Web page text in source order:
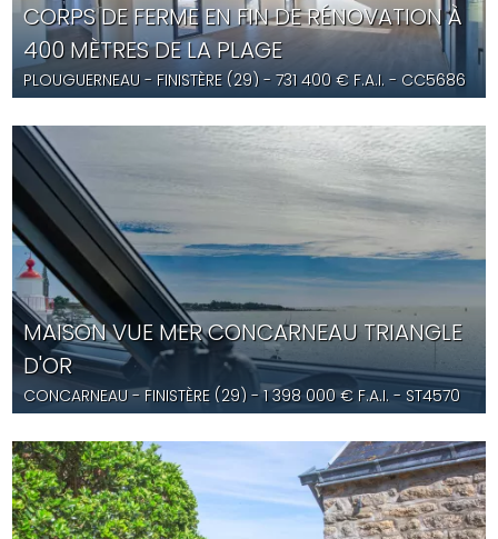
CORPS DE FERME EN FIN DE RÉNOVATION À
400 MÈTRES DE LA PLAGE
PLOUGUERNEAU - FINISTÈRE (29) -731 400 € F.A.I. - CC5686
MAISON VUE MER CONCARNEAU TRIANGLE
D'OR
CONCARNEAU- FINISTÈRE (29) -1 398 000€ F.A.I. - ST4570